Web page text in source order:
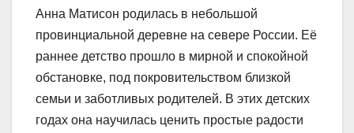
Анна Матисон родилась в небольшой
провинциальной деревне на севере России. Её
раннее детство прошло в мирной и спокойной
обстановке, под покровительством близкой
семьи и заботливых родителей. В этих детских
годах она научилась ценить простые радости